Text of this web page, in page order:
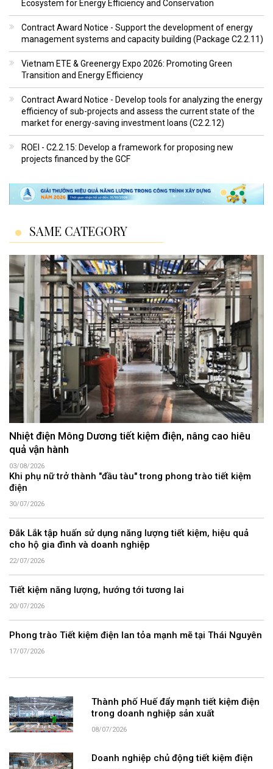
Ecosystem for Energy Efficiency and Conservation
Contract Award Notice - Support the development of energy
management systems and capacity building (Package C2.2.11)
Vietnam ETE & Greenergy Expo 2026: Promoting Green
Transition and Energy Efficiency
Contract Award Notice - Develop tools for analyzing the energy
efficiency of sub-projects and assess the current state of the
market for energy-saving investment loans (C2.2.12)
ROEI - C2.2.15: Develop a framework for proposing new
projects financed by the GCF
SAME CATEGORY
Nhiệt điện Mông Dương tiết kiệm điện, nâng cao hiêu
quả vận hành
03/08/2026
Khi phụ nữ trở thành "đầu tàu" trong phong trào tiết kiệm
điện
30/07/2026
Đắk Lắk tập huấn sử dụng năng lượng tiết kiệm, hiệu quả
cho hộ gia đình và doanh nghiệp
22/07/2026
Tiết kiệm năng lượng, hướng tới tương lai
20/07/2026
Phong trào Tiết kiệm điện lan tỏa mạnh mẽ tại Thái Nguyên
17/07/2026
Thành phố Huế đẩy mạnh tiết kiệm điện
trong doanh nghiệp sản xuất
08/07/2026
Doanh nghiệp chủ động tiết kiệm điện